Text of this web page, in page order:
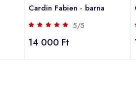
Cardin Fabien - barna
5/5
14 000 Ft